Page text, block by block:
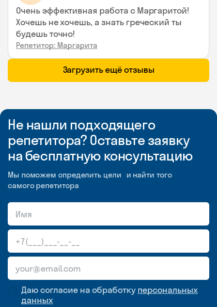
Очень эффективная работа с Маргаритой!
Хочешь не хочешь, а знать греческий ты
будешь точно!
Репетитор: Маргарита
Загрузить ещё отзывы
Не нашли подходящего
репетитора? Оставьте заявку
на бесплатную консультацию
Мы поможем определить цели и найти того
самого репетитора
Даю согласие на обработку персональных
данных